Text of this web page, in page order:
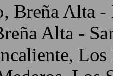
Breña Alta
Alta -